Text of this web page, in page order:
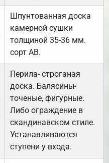
Шпунтованная доска
камерной сушки
толщиной 35-36 мм.
сорт АВ.
Перила- строганая
доска. Балясины-
точеные, фигурные.
Либо ограждение в
скандинавском стиле.
Устанавливаются
ступени у входа.